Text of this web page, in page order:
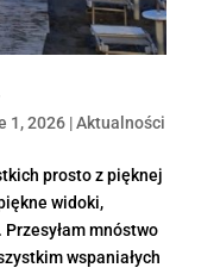
1, 2026|Aktualności
prosto z pięknej
widoki,
mnóstwo
wspaniałych